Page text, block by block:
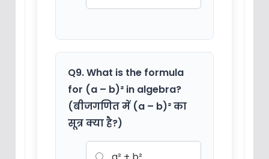
Q9. What is the formula
for (a – b)² in algebra?
(बीजगणित में (a – b)² का
सूत्र क्या है?)